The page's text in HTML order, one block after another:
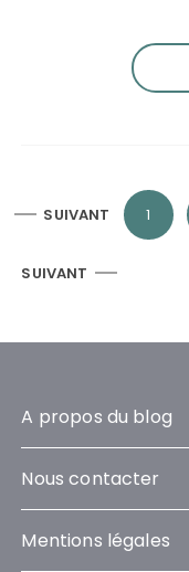
g
n
t
i
o
n
d
SUIVANT 1
SUIVANT
A propos du blog
Nous contacter
Mentions légales